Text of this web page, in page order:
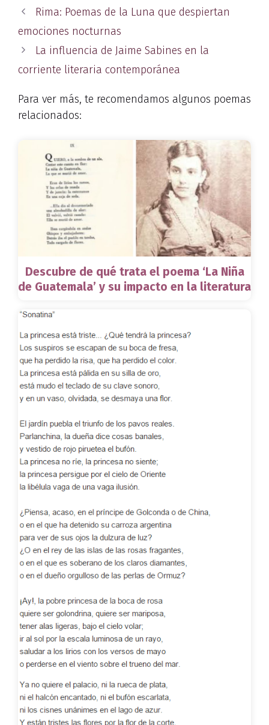
Rima: Poemas de la Luna que despiertan
emociones nocturnas
La influencia de Jaime Sabines en la
corriente literaria contemporánea
Para ver más, te recomendamos algunos poemas
relacionados:
Descubre de qué trata el poema ‘La Niña
de Guatemala’ y su impacto en la literatura